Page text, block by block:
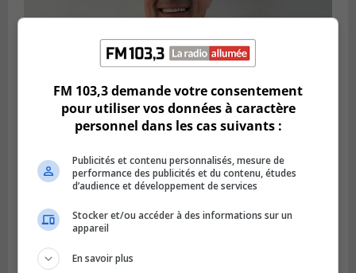
SAINT-BRUNO-DE-MONTARVILLE
Publié le 7 août 2026 à 12h12
politique
FM 103,3 demande votre consentement
pour utiliser vos données à caractère
personnel dans les cas suivants :
Publicités et contenu personnalisés, mesure de
performance des publicités et du contenu, études
d’audience et développement de services
Stocker et/ou accéder à des informations sur un
appareil
En savoir plus